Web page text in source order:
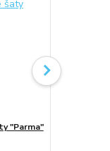
"Parma"